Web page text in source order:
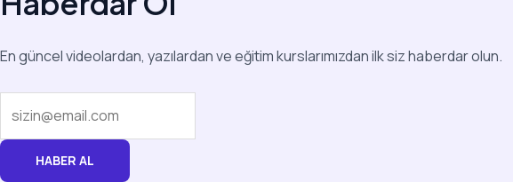
En güncel videolardan, yazılardan ve eğitim kurslarımızdan ilk siz haberdar olun.
HABER AL